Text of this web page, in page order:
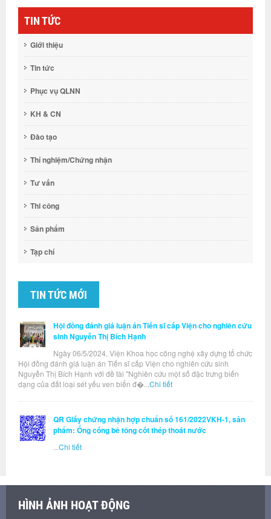
TIN TỨC
Giới thiệu
Tin tức
Phục vụ QLNN
KH & CN
Đào tạo
Thí nghiệm/Chứng nhận
Tư vấn
Thi công
Sản phẩm
Tạp chí
TIN TỨC MỚI
Hội đồng đánh giá luận án Tiến sĩ cấp Viện cho nghiên cứu
sinh Nguyễn Thị Bích Hạnh
Ngày 06/5/2024, Viện Khoa học công nghệ xây dựng tổ chức
Hội đồng đánh giá luận án Tiến sĩ cấp Viện cho nghiên cứu sinh
Nguyễn Thị Bích Hạnh với đề tài "Nghiên cứu một số đặc trưng biến
dạng của đất loại sét yếu ven biển đ�... Chi tiết
QR Giấy chứng nhận hợp chuẩn số 161/2022VKH-1, sản
phẩm: Ống cống bê tông cốt thép thoát nước
Chi tiết
HÌNH ẢNH HOẠT ĐỘNG